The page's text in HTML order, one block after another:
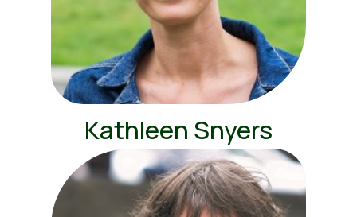
Kathleen Snyers